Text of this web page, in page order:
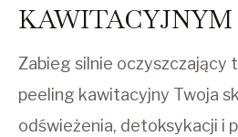
KAWITACYJNYM
Zabieg silnie oczyszczający
peeling kawitacyjny Twoja
odświeżenia, detoksykacji i